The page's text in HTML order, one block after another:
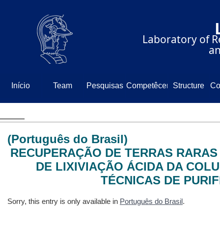
⠀⠀⠀⠀Laboratory of
Início Team Pesquisas CompetêcenciaStructure
(Português do Brasil)
RECUPERAÇÃO DE TERRAS
DE LIXIVIAÇÃO ÁCIDA DA
TÉCNICAS DE
Sorry, this entry is only available in Português do Brasil.